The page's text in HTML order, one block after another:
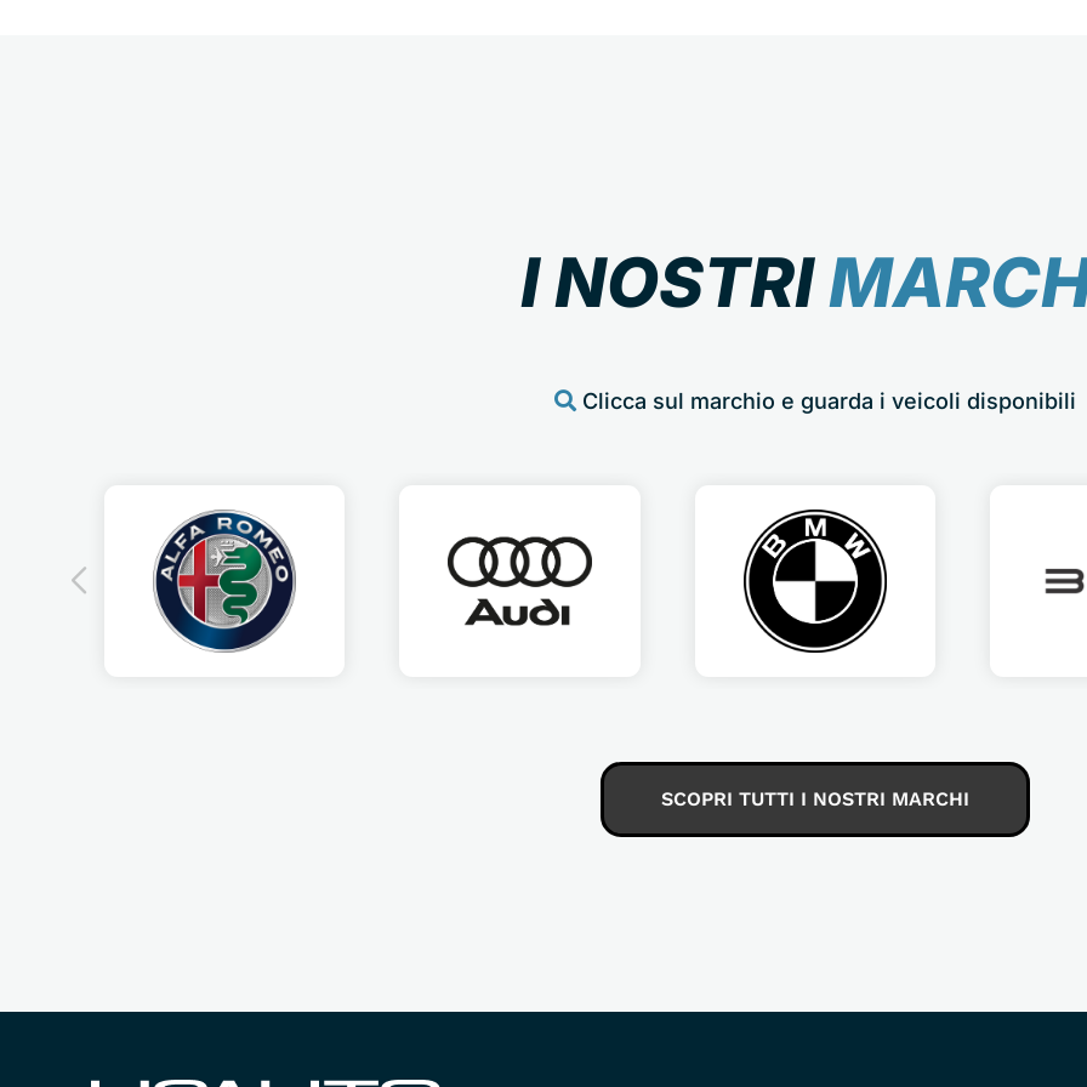
I NOSTRI
Clicca sul marchio e guarda i veicoli disponibili
SCOPRI TUTTI I NOSTRI MARCHI